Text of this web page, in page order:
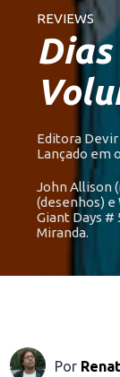
REVIEWS
Editora Devir
Lançado em
John Allison
(desenhos)
Giant Days #
Miranda.
Por